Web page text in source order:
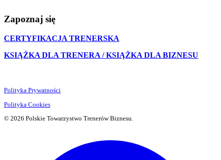
Zapoznaj się
CERTYFIKACJA TRENERSKA
KSIĄŻKA DLA TRENERA / KSIĄŻKA DLA BIZNESU
Polityka Prywatności
Polityka Cookies
© 2026 Polskie Towarzystwo Trenerów Biznesu.